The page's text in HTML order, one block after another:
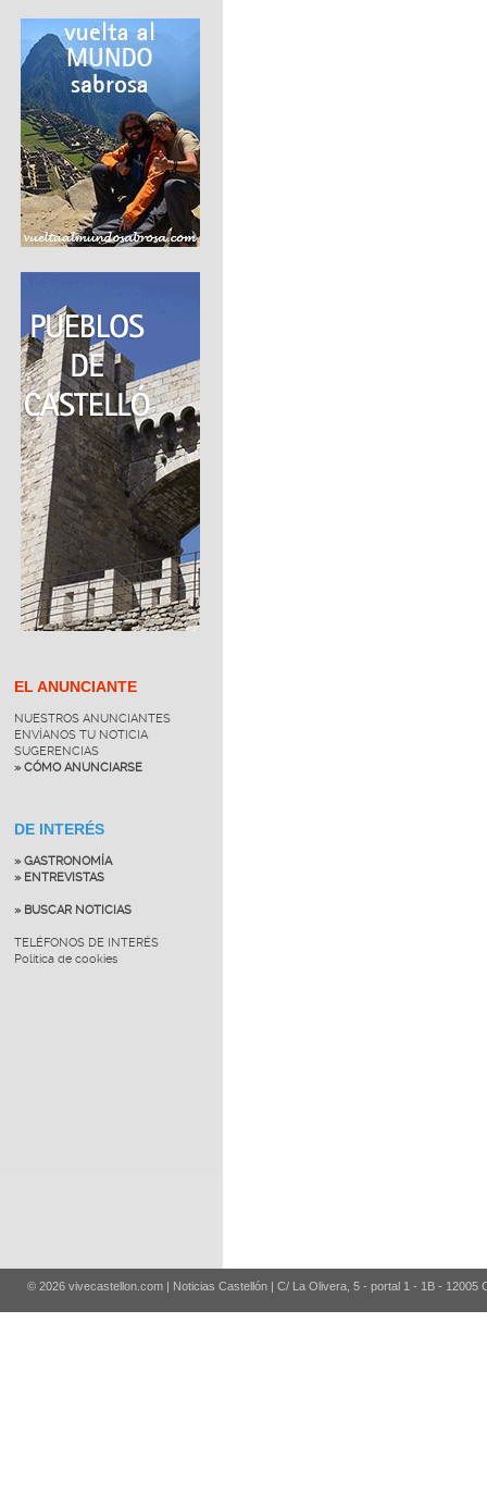
EL ANUNCIANTE
NUESTROS ANUNCIANTES
ENVÍANOS TU NOTICIA
SUGERENCIAS
» CÓMO ANUNCIARSE
DE INTERÉS
» GASTRONOMÍA
» ENTREVISTAS
» BUSCAR NOTICIAS
TELÉFONOS DE INTERÉS
Política de cookies
© 2026 vivecastellon.com | Noticias Castellón | C/ La Olivera, 5 - portal 1 - 1B - 12005